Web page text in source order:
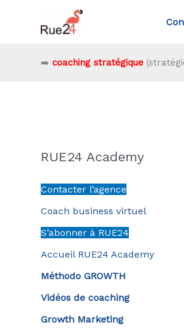
contenu
➡️ coaching stratégique
RUE24 Academy
Contacter l’agence
Coach business virtuel
S’abonner à RUE24
Accueil RUE24 Academy
Méthodo GROWTH
Vidéos de coaching
Growth Marketing